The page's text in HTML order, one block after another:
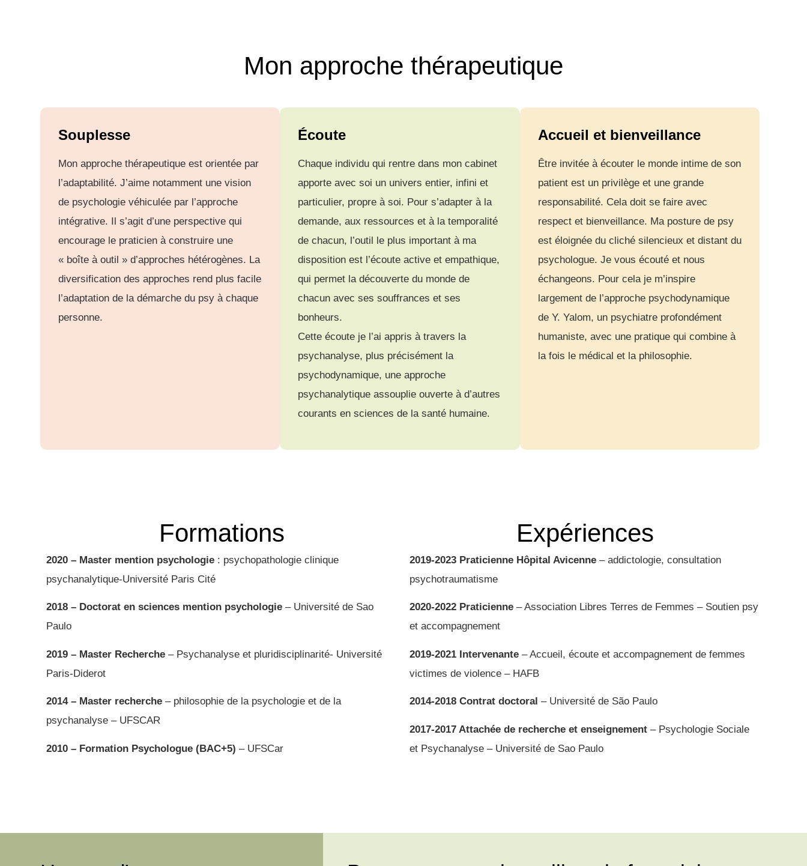
Mon approche thérapeutique
Souplesse
Mon approche thérapeutique est orientée par
l’adaptabilité. J’aime notamment une vision
de psychologie véhiculée par l’approche
intégrative. Il s’agit d’une perspective qui
encourage le praticien à construire une
« boîte à outil » d’approches hétérogènes. La
diversification des approches rend plus facile
l’adaptation de la démarche du psy à chaque
personne.
Écoute
Chaque individu qui rentre dans mon cabinet
apporte avec soi un univers entier, infini et
particulier, propre à soi. Pour s’adapter à la
demande, aux ressources et à la temporalité
de chacun, l’outil le plus important à ma
disposition est l’écoute active et empathique,
qui permet la découverte du monde de
chacun avec ses souffrances et ses
bonheurs.
Cette écoute je l’ai appris à travers la
psychanalyse, plus précisément la
psychodynamique, une approche
psychanalytique assouplie ouverte à d’autres
courants en sciences de la santé humaine.
Accueil et bienveillance
Être invitée à écouter le monde intime de son
patient est un privilège et une grande
responsabilité. Cela doit se faire avec
respect et bienveillance. Ma posture de psy
est éloignée du cliché silencieux et distant du
psychologue. Je vous écouté et nous
échangeons. Pour cela je m’inspire
largement de l’approche psychodynamique
de Y. Yalom, un psychiatre profondément
humaniste, avec une pratique qui combine à
la fois le médical et la philosophie.
Formations
2020 – Master mention psychologie : psychopathologie clinique
psychanalytique-Université Paris Cité
2018 – Doctorat en sciences mention psychologie – Université de Sao
Paulo
2019 – Master Recherche – Psychanalyse et pluridisciplinarité- Université
Paris-Diderot
2014 – Master recherche – philosophie de la psychologie et de la
psychanalyse – UFSCAR
2010 – Formation Psychologue (BAC+5) – UFSCar
Expériences
2019-2023 Praticienne Hôpital Avicenne – addictologie, consultation
psychotraumatisme
2020-2022 Praticienne – Association Libres Terres de Femmes – Soutien psy
et accompagnement
2019-2021 Intervenante – Accueil, écoute et accompagnement de femmes
victimes de violence – HAFB
2014-2018 Contrat doctoral – Université de São Paulo
2017-2017 Attachée de recherche et enseignement – Psychologie Sociale
et Psychanalyse – Université de Sao Paulo